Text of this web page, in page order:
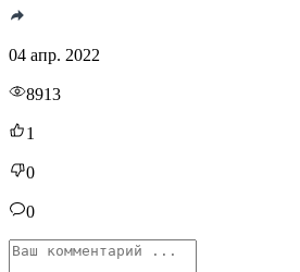
04 апр. 2022
8913
1
0
0